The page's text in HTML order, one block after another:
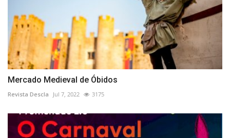
Mercado Medieval de Óbidos
Revista Descla Jul 7, 2022 3175